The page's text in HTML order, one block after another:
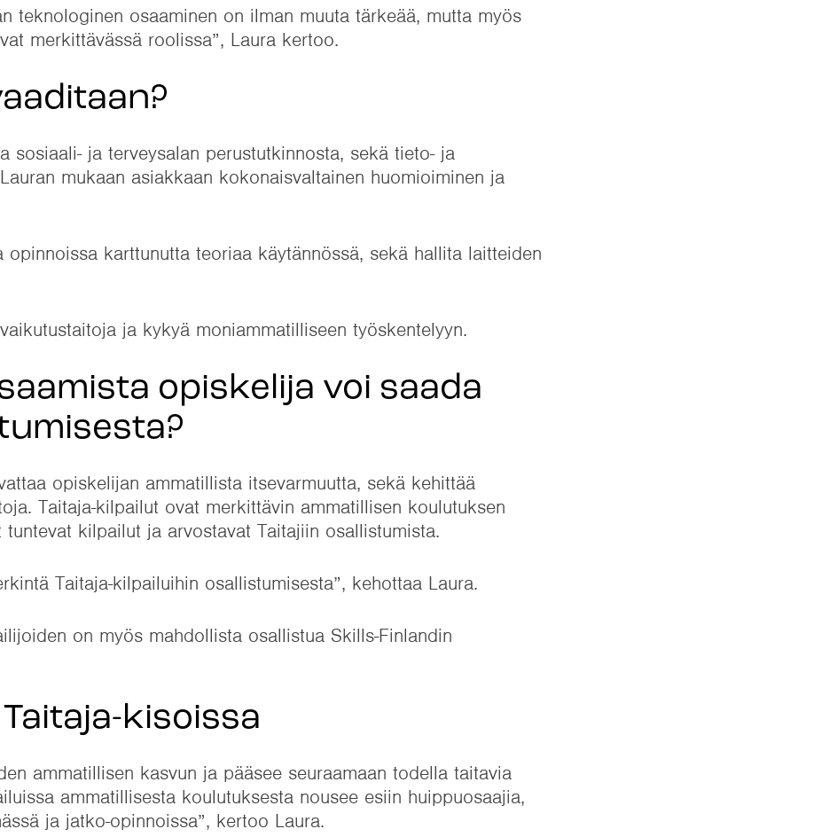
teknologinen osaaminen on ilman muuta tärkeää, mutta myös
merkittävässä roolissa”, Laura kertoo.
sosiaali- ja terveysalan perustutkinnosta, sekä tieto- ja
mukaan asiakkaan kokonaisvaltainen huomioiminen ja
karttunutta teoriaa käytännössä, sekä hallita laitteiden
ja kykyä moniammatilliseen työskentelyyn.
opiskelija voi saada
opiskelijan ammatillista itsevarmuutta, sekä kehittää
Taitaja-kilpailut ovat merkittävin ammatillisen koulutuksen
kilpailut ja arvostavat Taitajiin osallistumista.
Taitaja-kilpailuihin osallistumisesta”, kehottaa Laura.
on myös mahdollista osallistua Skills-Finlandin
kisoissa
ammatillisen kasvun ja pääsee seuraamaan todella taitavia
ammatillisesta koulutuksesta nousee esiin huippuosaajia,
ja jatko-opinnoissa”, kertoo Laura.